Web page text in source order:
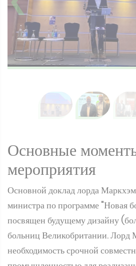
Основные
Основной доклад лорда
министра по программе "Новая
посвящен будущему дизайну
больниц Великобритании. Лорд
необходимость срочной
промышленностью для
плана строительства больниц. В
больниц занимают от 12 до 15 лет